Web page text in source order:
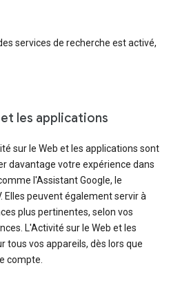
services de recherche est activé,
les applications
sur le Web et les applications sont
davantage votre expérience dans
l'Assistant Google, le
Elles peuvent également servir à
plus pertinentes, selon vos
L'Activité sur le Web et les
tous vos appareils, dès lors que
compte.